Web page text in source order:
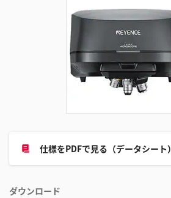
仕様をPDFで見る（データシート）
ダウンロード